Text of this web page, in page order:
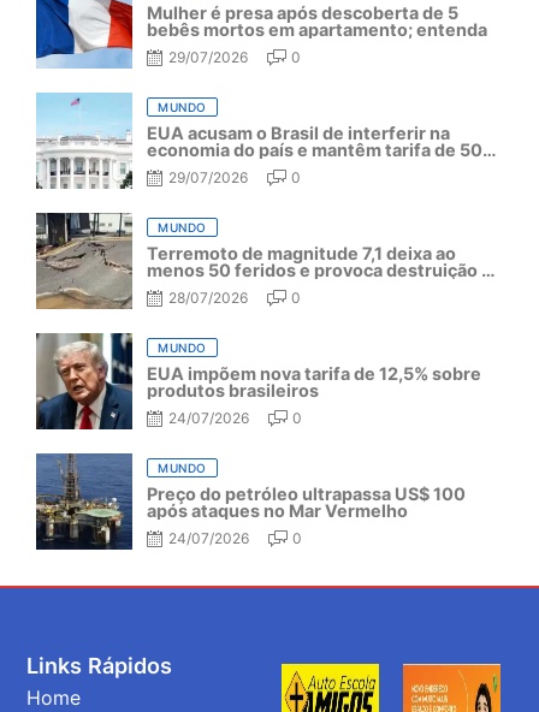
Mulher é presa após descoberta de 5
bebês mortos em apartamento; entenda
29/07/2026 0
MUNDO
EUA acusam o Brasil de interferir na
economia do país e mantêm tarifa de 50%
por mais um ano
29/07/2026 0
MUNDO
Terremoto de magnitude 7,1 deixa ao
menos 50 feridos e provoca destruição no
Japão
28/07/2026 0
MUNDO
EUA impõem nova tarifa de 12,5% sobre
produtos brasileiros
24/07/2026 0
MUNDO
Preço do petróleo ultrapassa US$ 100
após ataques no Mar Vermelho
24/07/2026 0
Links Rápidos
Home